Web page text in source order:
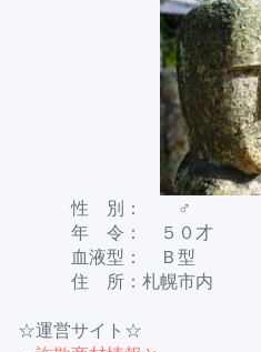
性 別： ♂
年 令： ５０才
血液型： Ｂ型
住 所：札幌市内
☆運営サイト☆